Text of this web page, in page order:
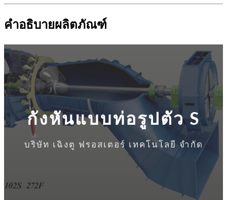
คำอธิบายผลิตภัณฑ์
กังหันแบบท่อรูปตัว S
บริษัท เฉิงตู ฟรอสเตอร์ เทคโนโลยี จำกัด